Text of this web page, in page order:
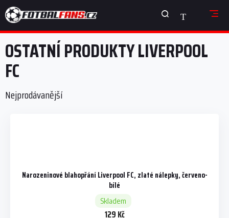
na
obsah
NÁKUPNÍ
KOŠÍK
OSTATNÍ PRODUKTY LIVERPOOL
FC
Nejprodávanější
Narozeninové blahopřání Liverpool FC, zlaté nálepky, červeno-
bílé
Skladem
129 Kč